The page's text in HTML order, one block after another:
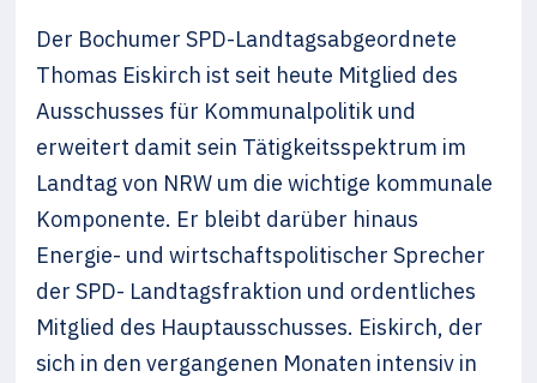
Der Bochumer SPD-Landtagsabgeordnete
Thomas Eiskirch ist seit heute Mitglied des
Ausschusses für Kommunalpolitik und
erweitert damit sein Tätigkeitsspektrum im
Landtag von NRW um die wichtige kommunale
Komponente. Er bleibt darüber hinaus
Energie- und wirtschaftspolitischer Sprecher
der SPD- Landtagsfraktion und ordentliches
Mitglied des Hauptausschusses. Eiskirch, der
sich in den vergangenen Monaten intensiv in